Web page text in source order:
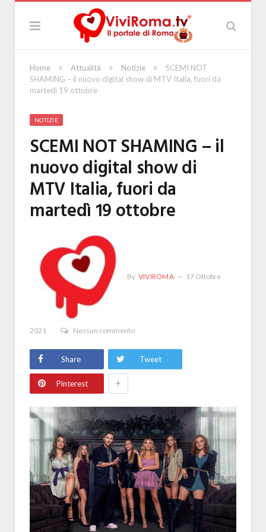
Home » Attualità » Notizie »
SCEMI NOT
SHAMING – il nuovo digital show di MTV Italia, fuori da
martedì 19 ottobre
NOTIZIE
SCEMI NOT SHAMING – il
nuovo digital show di
MTV Italia, fuori da
martedì 19 ottobre
By VIVIROMA 17 Ottobre
2021 Nessun commento
Share Tweet
Pinterest +